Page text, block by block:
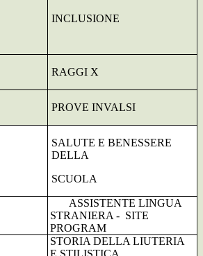
INCLUSIONE
RAGGI X
PROVE INVALSI
SALUTE E BENESSERE
DELLA
SCUOLA
ASSISTENTE LINGUA
STRANIERA - SITE
PROGRAM
STORIA DELLA LIUTERIA
E STILISTICA